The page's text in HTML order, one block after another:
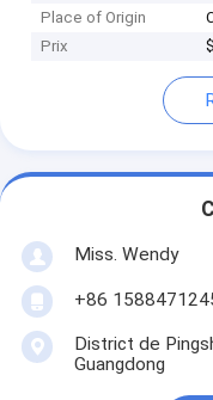
Place of Origin
Prix
Miss. Wendy
+86
District de
Guangdong